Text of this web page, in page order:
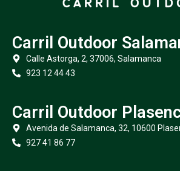
Carril Outdoor
Calle Astorga, 2, 37006, Salamanca
923 12 44 43
Carril Outdoor
Avenida de Salamanca, 32, 10600
927 41 86 77